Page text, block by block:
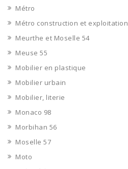
Métro
Métro construction et exploitation
Meurthe et Moselle 54
Meuse 55
Mobilier en plastique
Mobilier urbain
Mobilier, literie
Monaco 98
Morbihan 56
Moselle 57
Moto